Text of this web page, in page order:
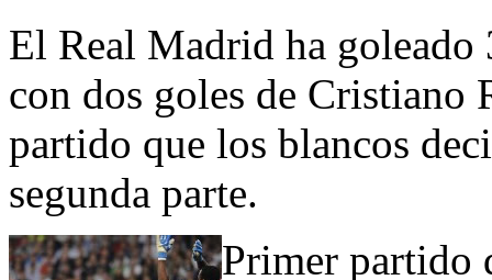
El Real Madrid ha
con dos goles de Cristiano
partido que los blancos
segunda parte.
Primer partido